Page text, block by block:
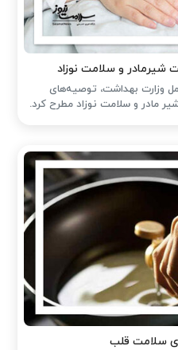
شیرمادر و سلامت نوزاد
وزارت بهداشت، توصیه‌های
مادر و سلامت نوزاد مطرح کرد.
سلامت قلب